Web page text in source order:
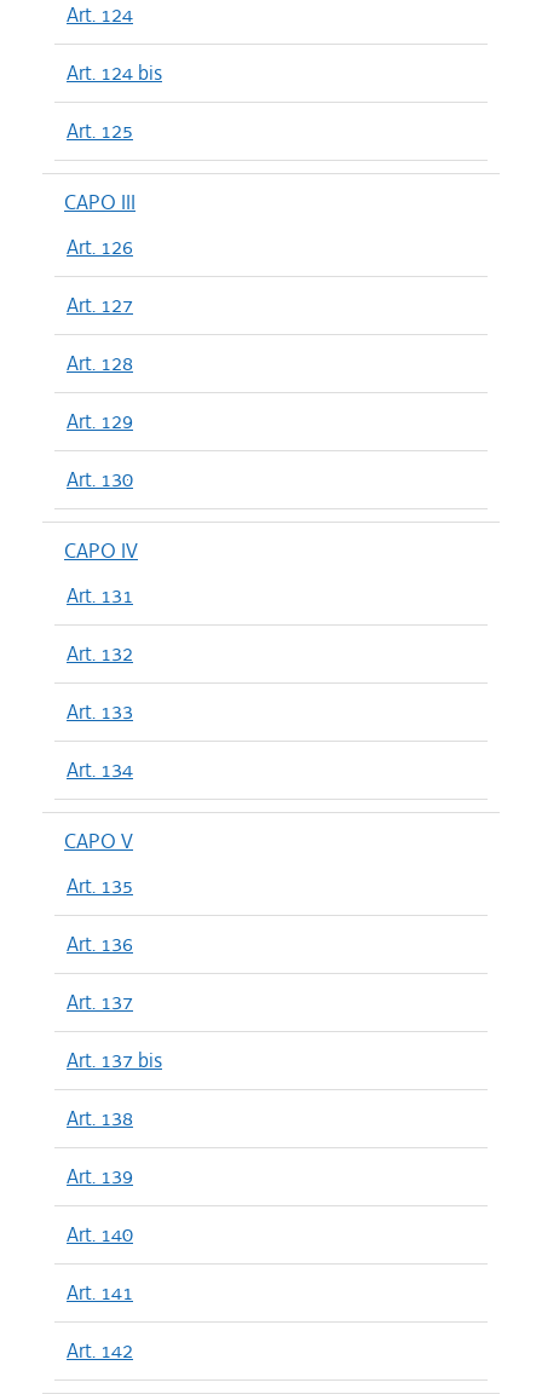
Art. 124
Art. 124 bis
Art. 125
CAPO III
Art. 126
Art. 127
Art. 128
Art. 129
Art. 130
CAPO IV
Art. 131
Art. 132
Art. 133
Art. 134
CAPO V
Art. 135
Art. 136
Art. 137
Art. 137 bis
Art. 138
Art. 139
Art. 140
Art. 141
Art. 142